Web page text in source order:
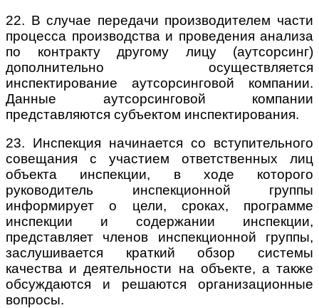
22. В случае передачи производителем части
процесса производства и проведения анализа
по контракту другому лицу (аутсорсинг)
дополнительно осуществляется
инспектирование аутсорсинговой компании.
Данные аутсорсинговой компании
представляются субъектом инспектирования.
23. Инспекция начинается со вступительного
совещания с участием ответственных лиц
объекта инспекции, в ходе которого
руководитель инспекционной группы
информирует о цели, сроках, программе
инспекции и содержании инспекции,
представляет членов инспекционной группы,
заслушивается краткий обзор системы
качества и деятельности на объекте, а также
обсуждаются и решаются организационные
вопросы.